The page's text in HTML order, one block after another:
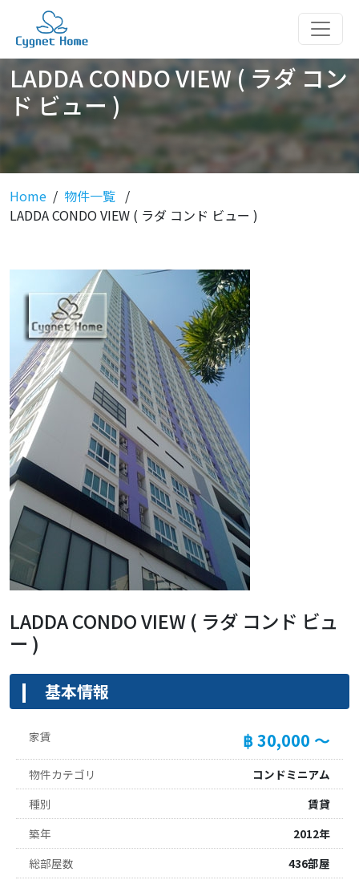
LADDA CONDO VIEW ( ラダ コン
ド ビュー )
Home
物件一覧
LADDA CONDO VIEW ( ラダ コンド ビュー )
LADDA CONDO VIEW ( ラダ コンド ビュ
ー )
基本情報
家賃 ฿ 30,000 ～
物件カテゴリ
コンドミニアム
種別
賃貸
築年
2012年
総部屋数
436部屋